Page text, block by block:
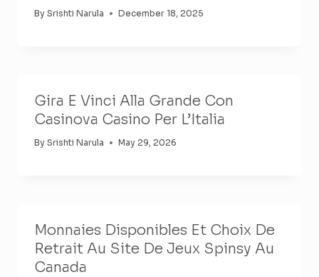
By Srishti Narula December 18, 2025
Gira E Vinci Alla Grande Con
Casinova Casino Per L’Italia
By Srishti Narula May 29, 2026
Monnaies Disponibles Et Choix De
Retrait Au Site De Jeux Spinsy Au
Canada